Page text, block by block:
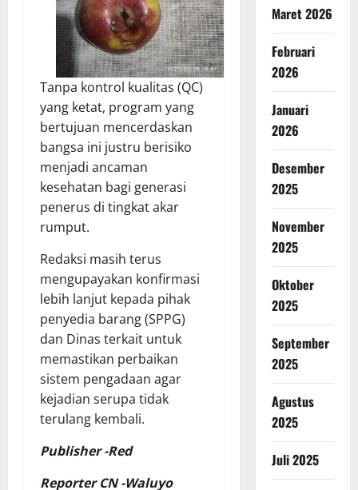
Tanpa kontrol kualitas (QC)
yang ketat, program yang
bertujuan mencerdaskan
bangsa ini justru berisiko
menjadi ancaman
kesehatan bagi generasi
penerus di tingkat akar
rumput.
Redaksi masih terus
mengupayakan konfirmasi
lebih lanjut kepada pihak
penyedia barang (SPPG)
dan Dinas terkait untuk
memastikan perbaikan
sistem pengadaan agar
kejadian serupa tidak
terulang kembali.
Publisher -Red
Reporter CN -Waluyo
Maret 2026
Februari
2026
Januari
2026
Desember
2025
November
2025
Oktober
2025
September
2025
Agustus
2025
Juli 2025